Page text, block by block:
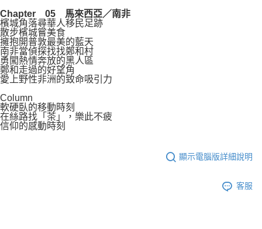
Chapter 05 馬來西亞／南非
檳城角落尋華人移民足跡
散步檳城嘗美食
擁抱開普敦最美的藍天
南非當偵探找找鄭和村
勇闖熱情奔放的黑人區
鄭和走過的好望角
愛上野性非洲的致命吸引力
Column
軟硬臥的移動時刻
在絲路找「茶」，樂此不疲
信仰的感動時刻
顯示電腦版詳細說明
客服